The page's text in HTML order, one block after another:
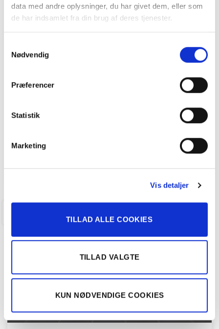
data med andre oplysninger, du har givet dem, eller som
de har indsamlet fra din brug af deres tjenester.
Nødvendig
Præferencer
Statistik
Marketing
Vis detaljer
TILLAD ALLE COOKIES
TILLAD VALGTE
KUN NØDVENDIGE COOKIES
218HK 5d Aut.
14.000 KM
ANDERSEN BILER
FÅ BYTTEPRIS